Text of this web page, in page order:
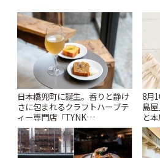
日本橋兜町に誕生。香りと静け
さに包まれるクラフトハーブテ
ィー専門店「TYNK
Kabutocho」 | ことりっぷ
8月
島
と
ぷ